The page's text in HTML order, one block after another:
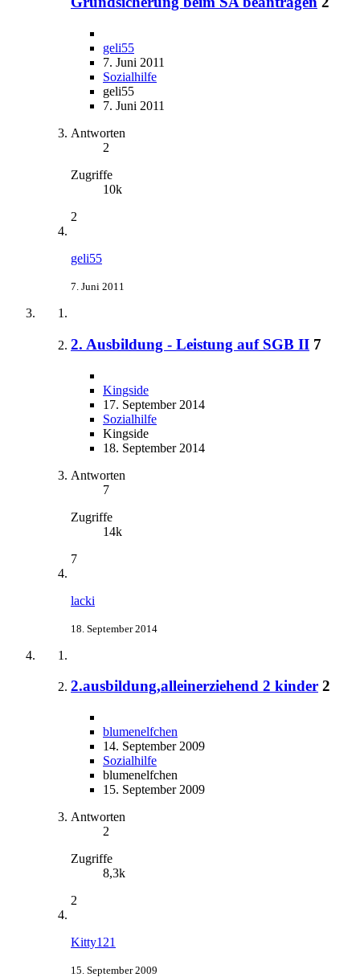
geli55
7. Juni 2011
Sozialhilfe
geli55
7. Juni 2011
Antworten
2
Zugriffe
10k
2
geli55
7. Juni 2011
2. Ausbildung - Leistung auf SGB II 7
Kingside
17. September 2014
Sozialhilfe
Kingside
18. September 2014
Antworten
7
Zugriffe
14k
7
lacki
18. September 2014
2.ausbildung,alleinerziehend 2 kinder 2
blumenelfchen
14. September 2009
Sozialhilfe
blumenelfchen
15. September 2009
Antworten
2
Zugriffe
8,3k
2
Kitty121
15. September 2009